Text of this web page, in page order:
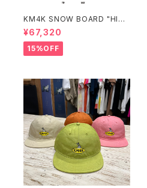
KM4K SNOW BOARD "HIKA
LU 156" 平良光シグネチャーボ
ード
¥67,320
15%OFF